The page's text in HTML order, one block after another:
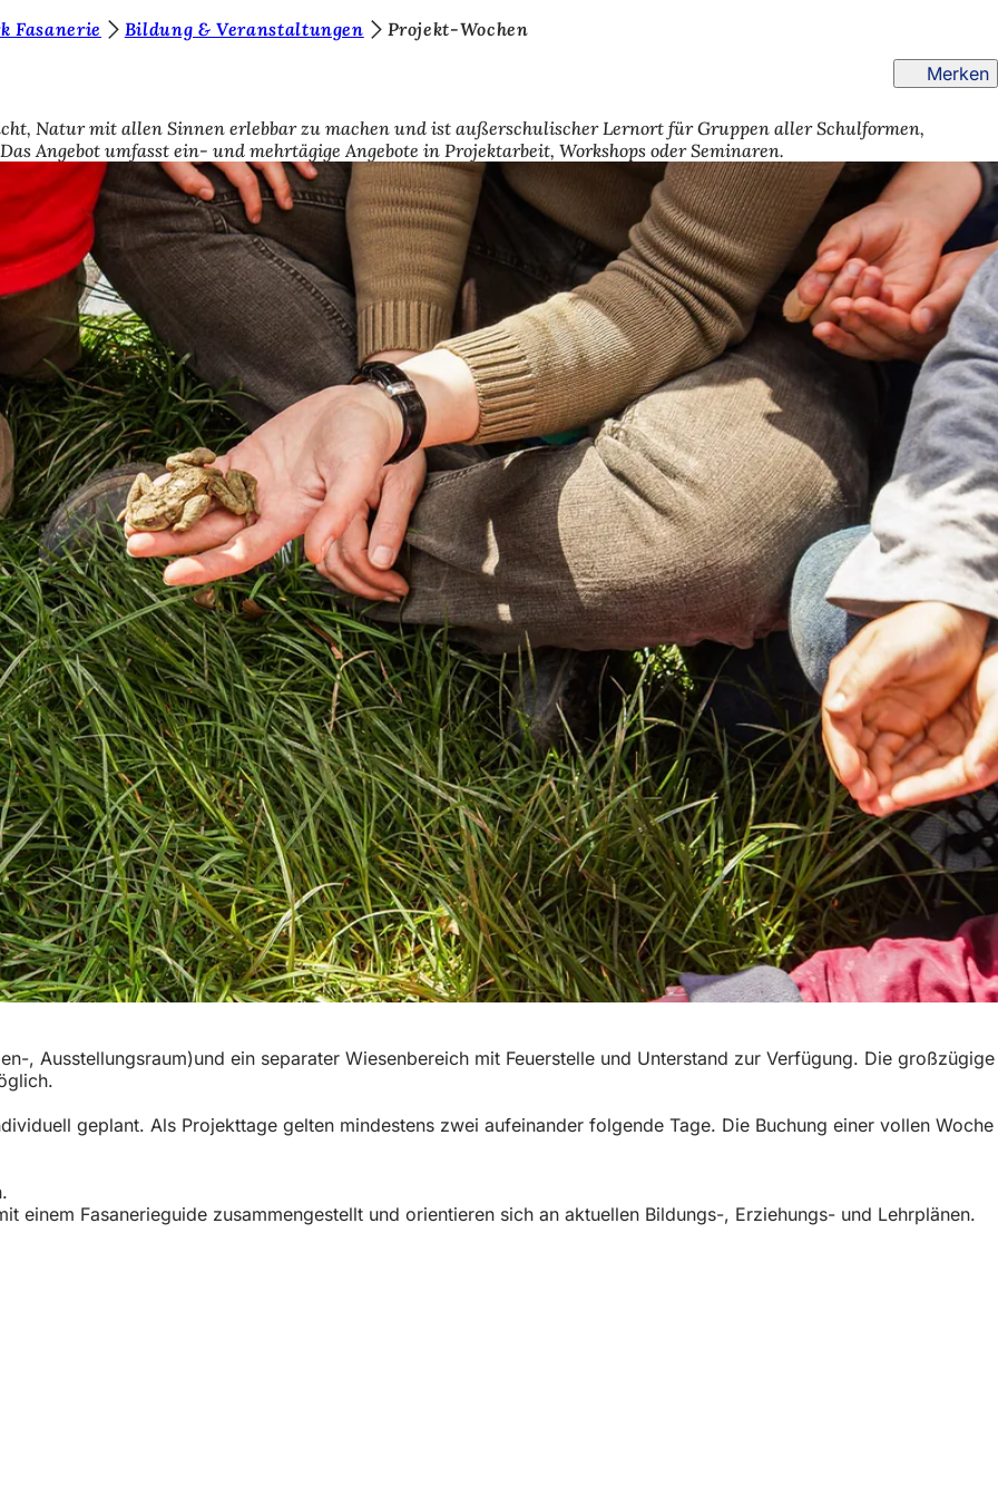
Fasanerie Bildung & Veranstaltungen
Projekt-Wochen
Merken
Natur mit allen Sinnen erlebbar zu machen und ist außerschulischer Lernort für Gruppen aller Schulformen,
Angebot umfasst ein- und mehrtägige Angebote in Projektarbeit, Workshops oder Seminaren.
, Ausstellungsraum)und ein separater Wiesenbereich mit Feuerstelle und Unterstand zur Verfügung. Die großzügige
geplant. Als Projekttage gelten mindestens zwei aufeinander folgende Tage. Die Buchung einer vollen Woche
einem Fasanerieguide zusammengestellt und orientieren sich an aktuellen Bildungs-, Erziehungs- und Lehrplänen.